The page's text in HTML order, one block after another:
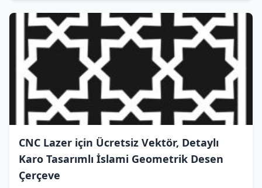
CNC Lazer için Ücretsiz Vektör, Detaylı
Karo Tasarımlı İslami Geometrik Desen
Çerçeve